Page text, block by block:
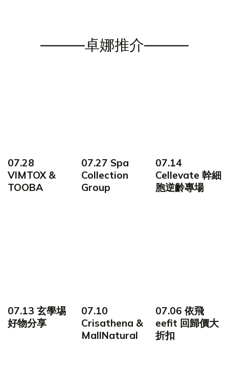
———卓娜推介———
07.28
VIMTOX &
TOOBA
07.27 Spa
Collection
Group
07.14
Cellevate 幹細
胞逆齡專場
07.13 玄學埸
好物分享
07.10
Crisathena &
MallNatural
07.06 依飛
eefit 回歸價大
折扣